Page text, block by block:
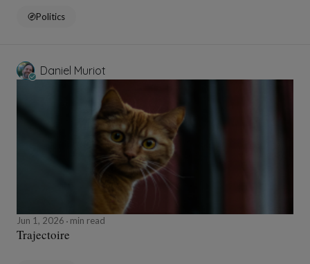
Politics
Daniel Muriot
Jun 1, 2026 min read
Trajectoire